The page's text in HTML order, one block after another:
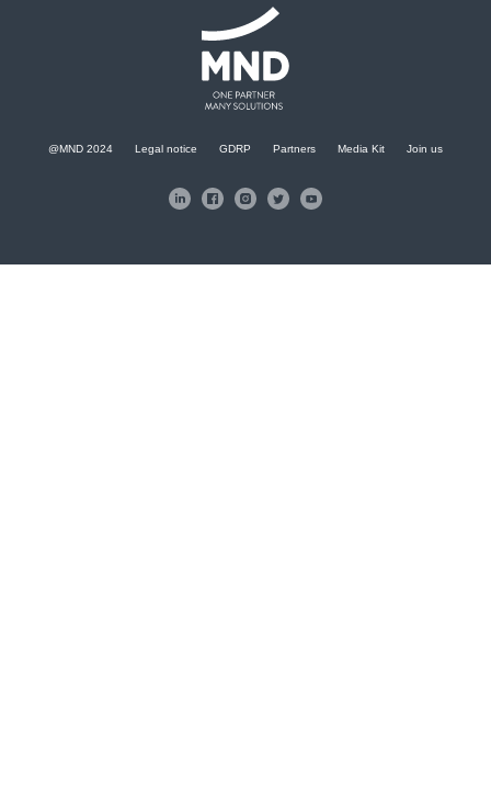
@MND 2024 Legal notice GDRP Partners Media Kit Join us